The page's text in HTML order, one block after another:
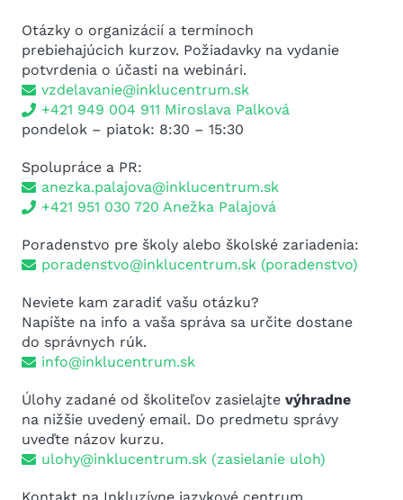
Otázky o organizácií a termínoch
prebiehajúcich kurzov. Požiadavky na vydanie
potvrdenia o účasti na webinári.
vzdelavanie@inklucentrum.sk
+421 949 004 911 Miroslava Palková
pondelok – piatok: 8:30 – 15:30
Spolupráce a PR:
anezka.palajova@inklucentrum.sk
+421 951 030 720 Anežka Palajová
Poradenstvo pre školy alebo školské zariadenia:
poradenstvo@inklucentrum.sk (poradenstvo)
Neviete kam zaradiť vašu otázku?
Napíšte na info a vaša správa sa určite dostane
do správnych rúk.
info@inklucentrum.sk
Úlohy zadané od školiteľov zasielajte výhradne
na nižšie uvedený email. Do predmetu správy
uveďte názov kurzu.
ulohy@inklucentrum.sk (zasielanie uloh)